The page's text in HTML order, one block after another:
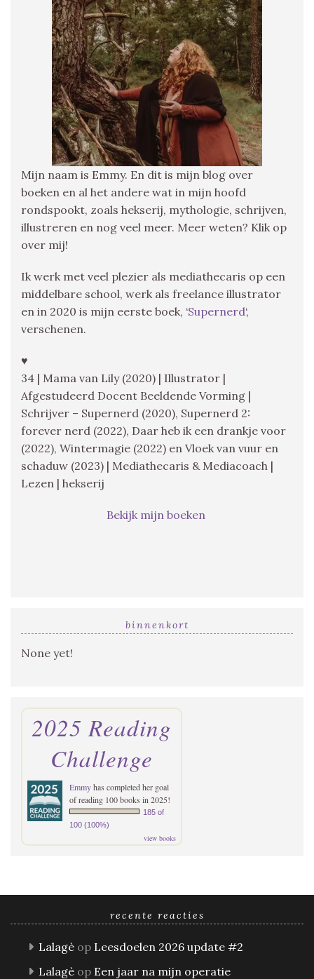
Mijn naam is Emmy. En dit is mijn blog over
boeken en al het andere wat in mijn hoofd
rondspookt, zoals hekserij, mythologie, schrijven,
illustreren en nog veel meer. Meer weten? Klik op
over mij!
Ik werk met veel plezier als mediathecaris op een
middelbare school, werk als freelance illustrator
en in 2020 is mijn eerste boek, ‘Supernerd‘,
verschenen.
♥
34 | Mama van Lily (2020) | Illustrator |
Afgestudeerd Docent Beeldende Vorming |
Schrijver – Supernerd (2020), Supernerd 2:
forever nerd (2022), Daar heb ik een drankje voor
(2022), Wintermagie (2022) en Vloek van vuur en
schaduw (2023) | Mediathecaris & Mediacoach |
Lezen | hekserij
Bekijk mijn boeken
binnenkort
None yet!
2025 Reading
Challenge
Emmyhas completed her goal
of reading 100 books in 2025!
185 of
100 (100%)
view books
recente reacties
Lalagè op Leesdoelen 2026 update #2
Lalagè op Een jaar na mijn operatie